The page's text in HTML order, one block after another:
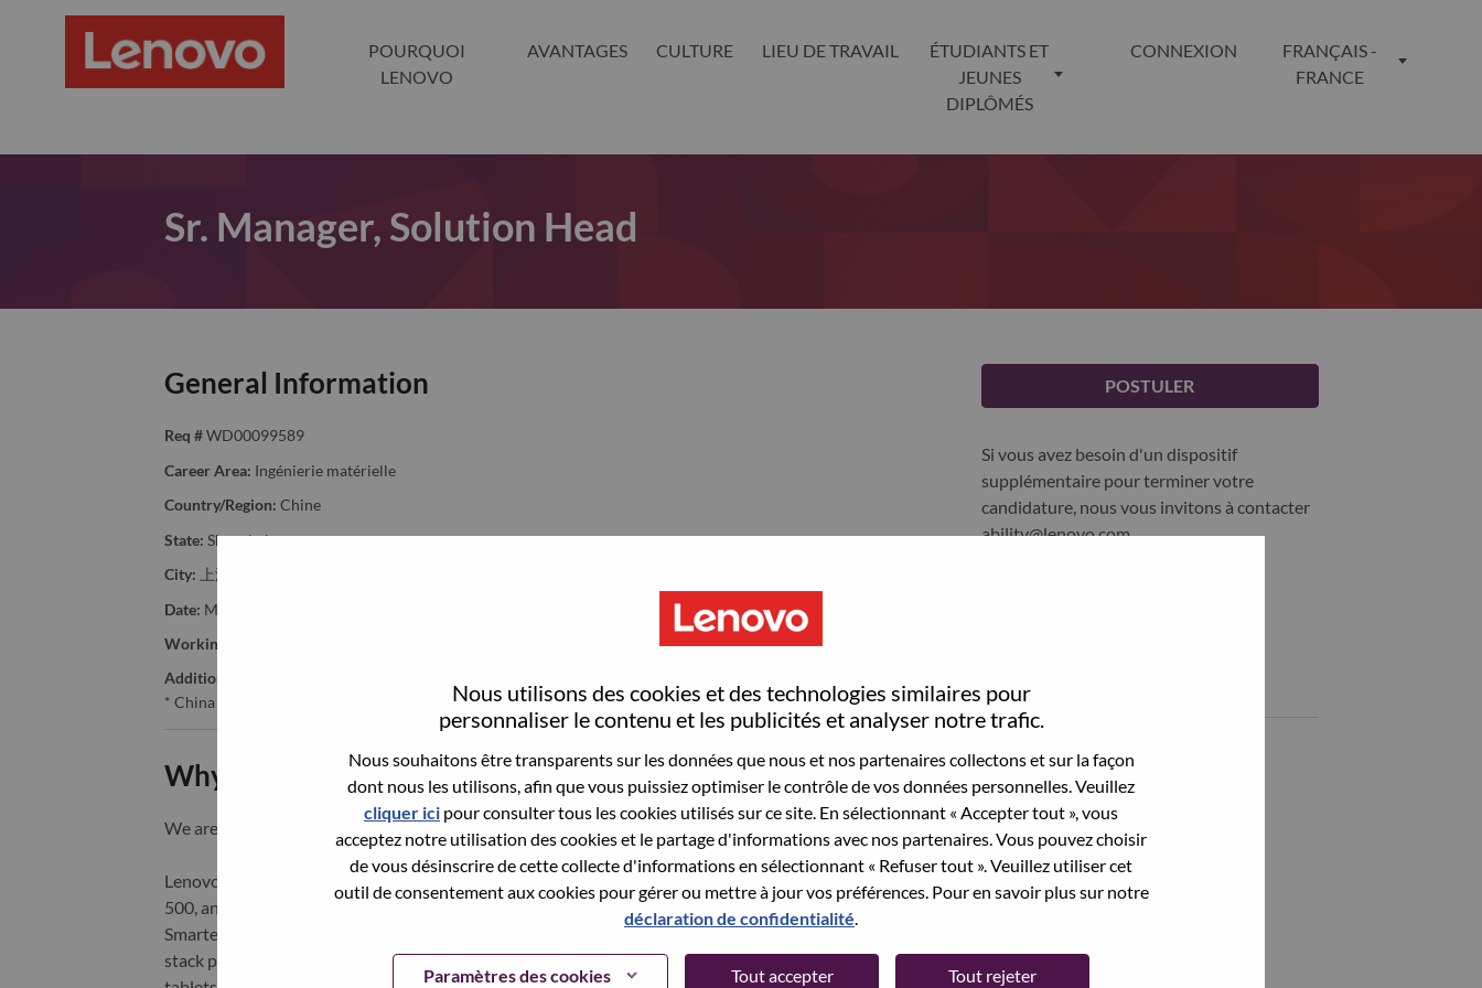
Nous utilisons des cookies et des technologies similaires pour
personnaliser le contenu et les publicités et analyser notre trafic.
Nous souhaitons être transparents sur les données que nous et nos partenaires collectons et sur la façon
dont nous les utilisons, afin que vous puissiez optimiser le contrôle de vos données personnelles. Veuillez
cliquer ici pour consulter tous les cookies utilisés sur ce site. En sélectionnant « Accepter tout », vous
acceptez notre utilisation des cookies et le partage d'informations avec nos partenaires. Vous pouvez choisir
de vous désinscrire de cette collecte d'informations en sélectionnant « Refuser tout ». Veuillez utiliser cet
outil de consentement aux cookies pour gérer ou mettre à jour vos préférences. Pour en savoir plus sur notre
déclaration de confidentialité.
Paramètres des cookies Tout accepter Tout rejeter
POURQUOI
LENOVO
AVANTAGES CULTURE LIEU DE TRAVAIL
ÉTUDIANTS ET
JEUNES
DIPLÔMÉS
CONNEXION
FRANÇAIS -
FRANCE
Sr. Manager, Solution Head
General Information
Req # WD00099589
Career Area: Ingénierie matérielle
Country/Region: Chine
State: Shanghai
City: 上海（Shanghai）
Date: Mercredi, juin 17, 2026
Working Time:
Additional Locations
* China - Shanghai - 上海（Shanghai）
Why Work at Lenovo
We are Lenovo. We do what we say. We own what we do. We WOW our customers.
Lenovo is a US$83 billion revenue global technology powerhouse, ranked #196 in the Fortune Global
500, and serving millions of customers every day in 180 markets. Focused on a bold vision to deliver
Smarter Technology for All, Lenovo has built on its success as the world’s largest PC company with a full-
stack portfolio of AI-enabled, AI-ready, and AI-optimized devices (PCs, workstations, smartphones,
POSTULER
Si vous avez besoin d'un dispositif
supplémentaire pour terminer votre
candidature, nous vous invitons à contacter
ability@lenovo.com
Emplois similaires
智能座舱软件SQA
上海（Shanghai）, Shanghai, Chine,
Security & Privacy Engineer
上海（Shanghai）, Shanghai, Chine,
智驾域控制器硬件工程师
智能座舱多语言专家